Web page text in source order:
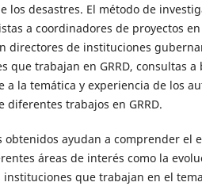
los desastres. El método de
a coordinadores de proyectos en
directores de instituciones
que trabajan en GRRD, consultas
a la temática y experiencia de los
diferentes trabajos en GRRD.
obtenidos ayudan a comprender el
áreas de interés como la
instituciones que trabajan en el